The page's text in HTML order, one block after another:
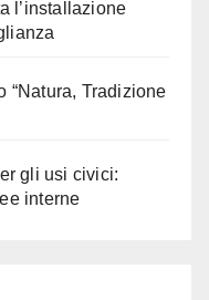
l’installazione
“Natura, Tradizione
gli usi civici:
interne